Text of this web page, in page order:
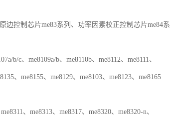
边控制芯片me83系列、功率因素校正控制芯片me84系
c、me8109a/b、me8110b、me8112、me8111、
、me8155、me8129、me8103、me8123、me8165
、me8313、me8317、me8320、me8320-n、